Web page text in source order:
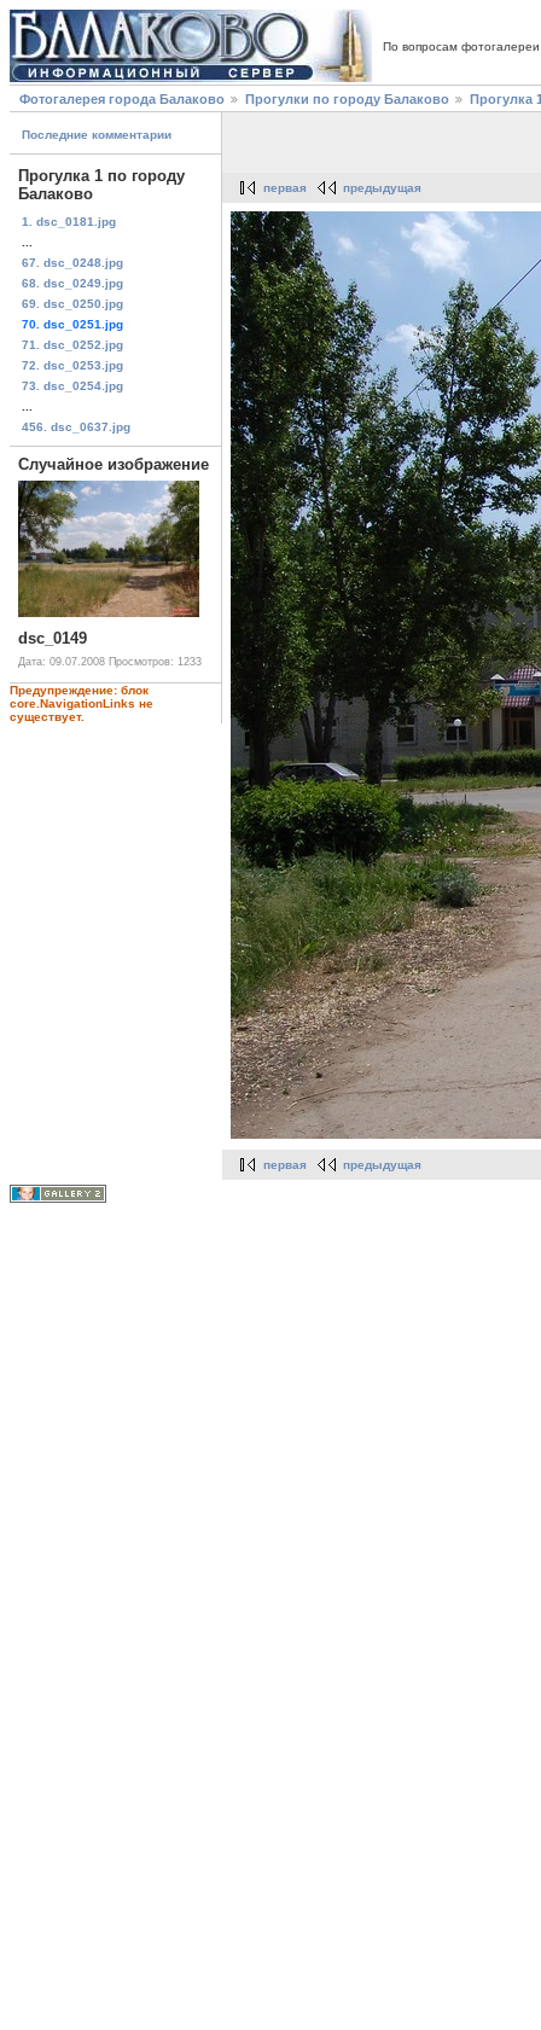
По вопросам
Фотогалерея города Балаково Прогулки по городу Балаково Прогулка
Последние комментарии
Прогулка 1 по городу
Балаково
1. dsc_0181.jpg
67. dsc_0248.jpg
68. dsc_0249.jpg
69. dsc_0250.jpg
70. dsc_0251.jpg
71. dsc_0252.jpg
72. dsc_0253.jpg
73. dsc_0254.jpg
456. dsc_0637.jpg
Случайное изображение
dsc_0149
Дата: 09.07.2008 Просмотров: 1233
Предупреждение: блок
core.NavigationLinks не
существует.
первая предыдущая
первая предыдущая